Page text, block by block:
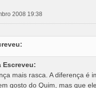
2008 19:38
Escreveu:
mais rasca. A diferença é
gosto do Quim, mas que